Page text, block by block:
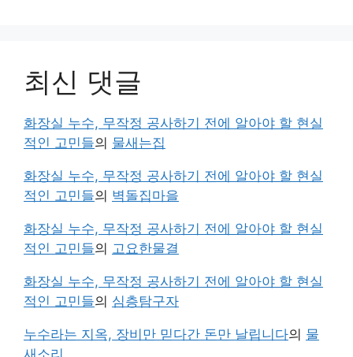
최신 댓글
화장실 누수, 무작정 공사하기 전에 알아야 할 현실
적인 고민들의 물새는집
화장실 누수, 무작정 공사하기 전에 알아야 할 현실
적인 고민들의 벽돌집마을
화장실 누수, 무작정 공사하기 전에 알아야 할 현실
적인 고민들의 고요한물결
화장실 누수, 무작정 공사하기 전에 알아야 할 현실
적인 고민들의 심층탐구자
누수라는 지옥, 장비만 믿다간 돈만 날립니다의 물
새소리